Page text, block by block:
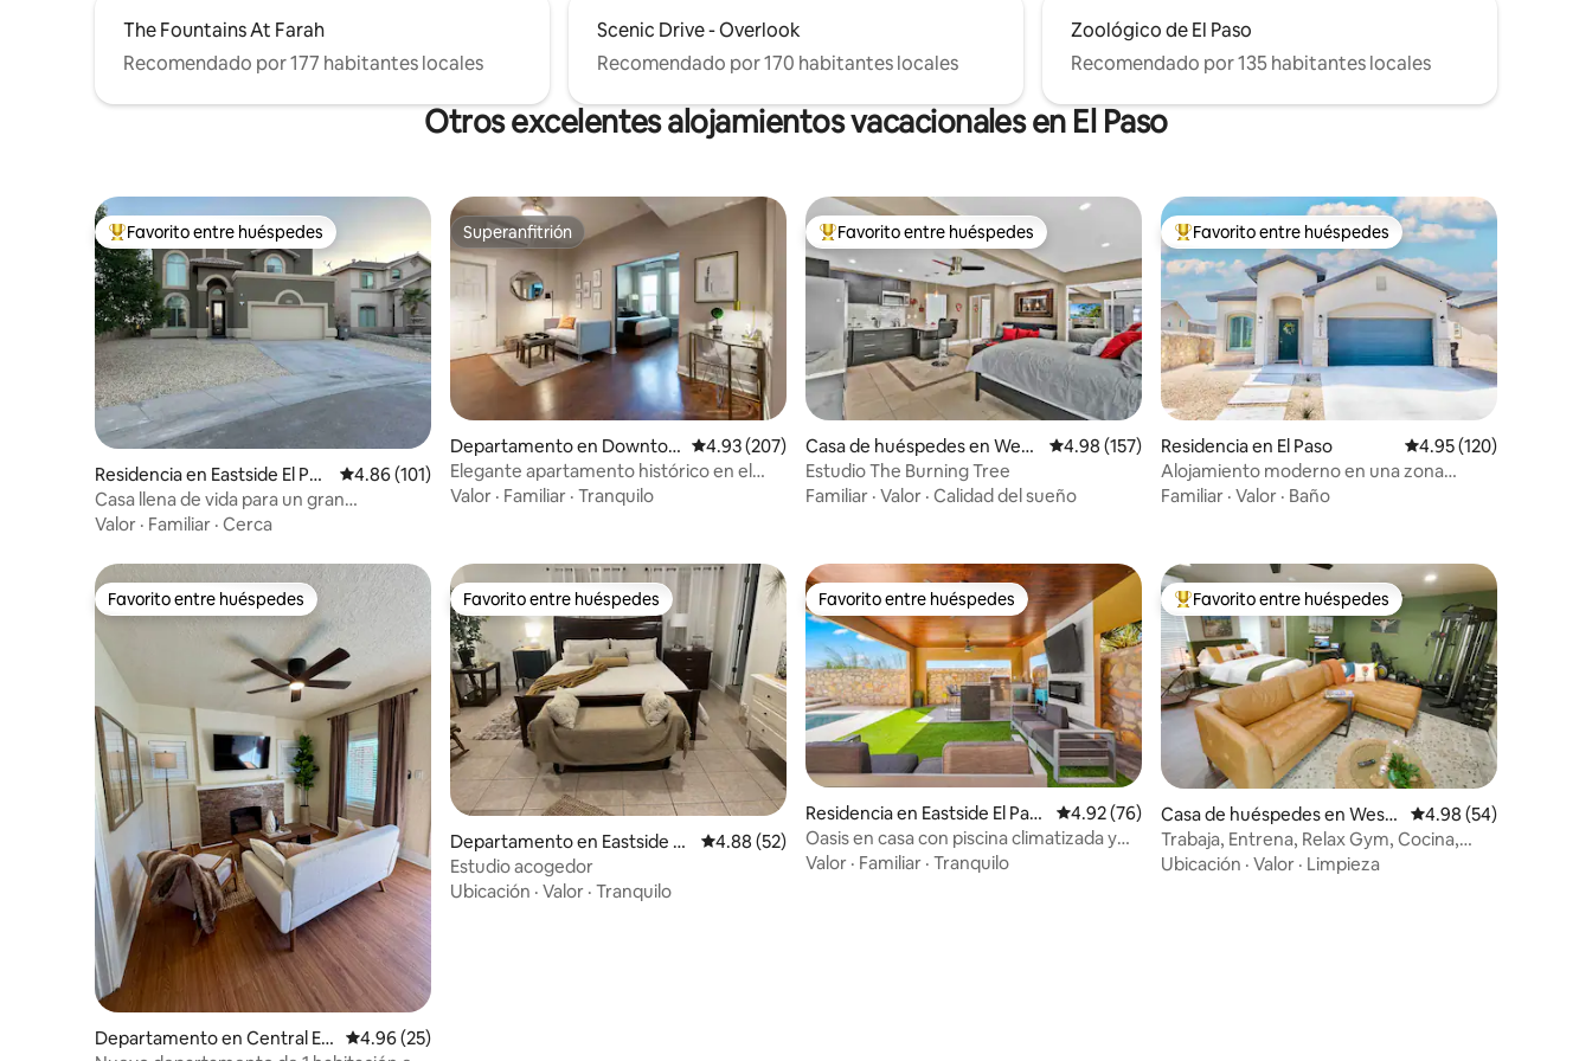
The Fountains At Farah
Recomendado por 177 habitantes locales
Scenic Drive - Overlook
Recomendado por 170 habitantes locales
Zoológico de El Paso
Recomendado por 135 habitantes locales
Otros excelentes alojamientos vacacionales en El Paso
De los mejores en Favorito entre huéspedes
Favorito entre huéspedes
Residencia en Eastside El Pas
o
Calificación promedio: 4.86 de 5; 101 evaluaciones
4.86 (101)
Casa llena de vida para un gran
alojamiento
Valor · Familiar · Cerca
Superanfitrión
Superanfitrión
Departamento en Downtow
n El Paso
Calificación promedio: 4.93 de 5; 207 evaluaciones
4.93 (207)
Elegante apartamento histórico en el
centro, cerca del estadio de baloncesto
Valor · Familiar · Tranquilo
De los mejores en Favorito entre huéspedes
Favorito entre huéspedes
Casa de huéspedes en West
side El Paso
Calificación promedio: 4.98 de 5; 157 evaluaciones
4.98 (157)
Estudio The Burning Tree
Familiar · Valor · Calidad del sueño
De los mejores en Favorito entre huéspedes
Favorito entre huéspedes
Residencia en El Paso Calificación promedio:
4.95 (120)
Alojamiento moderno en una zona
animada
Familiar · Valor · Baño
Favorito entre huéspedes
Favorito entre huéspedes
Departamento en Central El
Calificación promedio: 4.96 de 5; 25 evaluaciones
4.96 (25)
Favorito entre huéspedes
Favorito entre huéspedes
Departamento en Eastside El
Paso
Calificación promedio: 4.88 de 5; 52 evaluaciones
4.88 (52)
Estudio acogedor
Ubicación · Valor · Tranquilo
Favorito entre huéspedes
Favorito entre huéspedes
Residencia en Eastside El Pas
o
Calificación promedio: 4.92 de 5; 76 evaluaciones
4.92 (76)
Oasis en casa con piscina climatizada y
gimnasio
Valor · Familiar · Tranquilo
De los mejores en Favorito entre huéspedes
Favorito entre huéspedes
Casa de huéspedes en Wests
ide El Paso
Calificación
4.98 (54)
Trabaja, Entrena, Relax Gym, Cocina,
Tesla, TV 75”
Ubicación · Valor · Limpieza